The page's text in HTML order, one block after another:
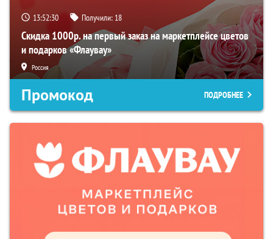
13:52:29 Получили: 18
Скидка 1000р. на первый заказ на маркетплейсе цветов
и подарков «Флаувау»
Россия
Промокод ПОДРОБНЕЕ